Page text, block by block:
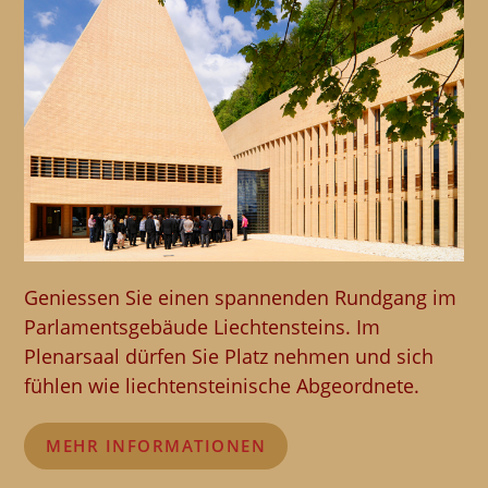
Geniessen Sie einen spannenden Rundgang im
Parlamentsgebäude Liechtensteins. Im
Plenarsaal dürfen Sie Platz nehmen und sich
fühlen wie liechtensteinische Abgeordnete.
MEHR INFORMATIONEN